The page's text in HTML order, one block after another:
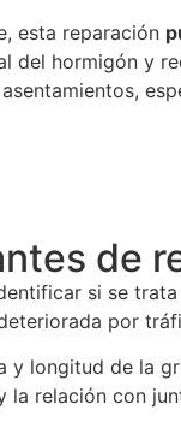
esta reparación
del hormigón y
de
si se
por
y longitud de la
relación con